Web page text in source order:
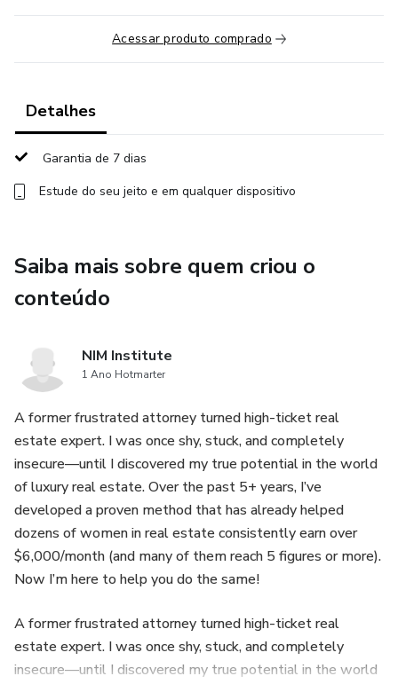
Acessar produto comprado
Detalhes
Garantia de 7 dias
Estude do seu jeito e em qualquer dispositivo
Saiba mais sobre quem criou o
conteúdo
NIM Institute
1 Ano Hotmarter
A former frustrated attorney turned high-ticket real
estate expert. I was once shy, stuck, and completely
insecure—until I discovered my true potential in the world
of luxury real estate. Over the past 5+ years, I’ve
developed a proven method that has already helped
dozens of women in real estate consistently earn over
$6,000/month (and many of them reach 5 figures or more).
Now I’m here to help you do the same!
A former frustrated attorney turned high-ticket real
estate expert. I was once shy, stuck, and completely
insecure—until I discovered my true potential in the world